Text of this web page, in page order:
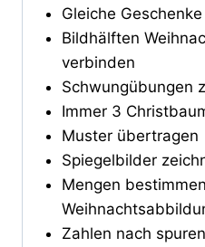
Gleiche
Bildhälften
verbinden
Schwungübungen
Immer 3
Muster übertragen
Spiegelbilder
Mengen
Zahlen nach